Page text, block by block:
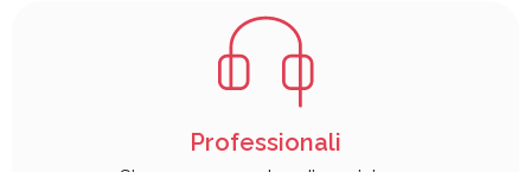
Professionali